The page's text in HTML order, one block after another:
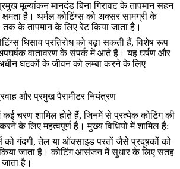
मूल्यांकन मानदंड बिना गिरावट के तापमान सहन
है। थर्मल कोटिंग्स को अक्सर सामग्री के
के तापमान के लिए रेट किया जाता है।
घिसाव प्रतिरोध को बढ़ा सकती हैं, विशेष रूप
वातावरण के संपर्क में आते हैं। यह घर्षण और
घटकों के जीवन को लम्बा करने के लिए
और प्रमुख पैरामीटर नियंत्रण
कई चरण शामिल होते हैं, जिनमें से प्रत्येक कोटिंग की
के लिए महत्वपूर्ण है। मुख्य विधियों में शामिल हैं:
को गंदगी, तेल या ऑक्साइड परतों जैसे प्रदूषकों को
जाता है। कोटिंग आसंजन में सुधार के लिए सतह
है।